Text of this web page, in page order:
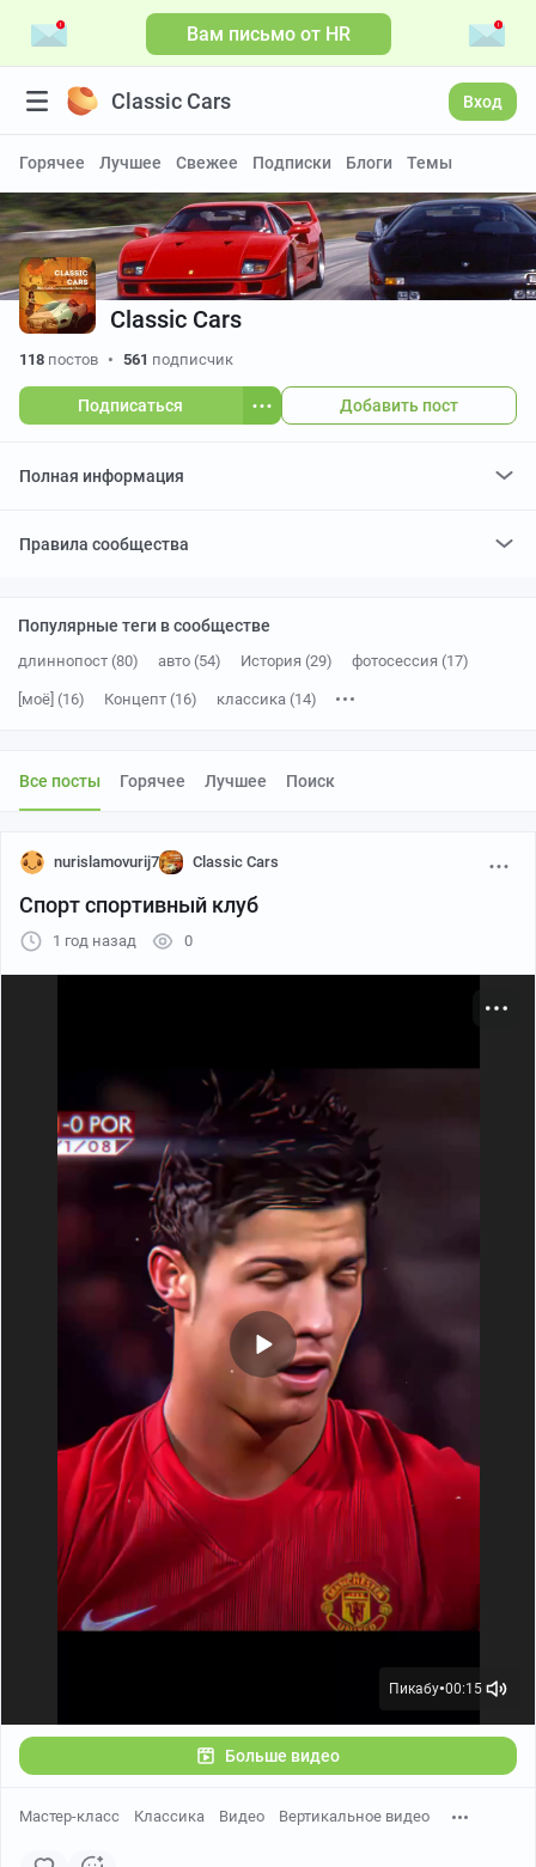
Вам письмо от HR
Classic Cars Вход
Горячее Лучшее Свежее Подписки Блоги Темы
Classic Cars
118 постов • 561 подписчик
Подписаться Добавить пост
Полная информация
Правила сообщества
Популярные теги в сообществе
длиннопост (80) авто (54) История (29) фотосессия (17)
[моё] (16) Концепт (16) классика (14)
Старое фото (8) Ferrari (7) Porsche (7) спорткар (6)
ретроавтомобиль (6)
Все посты Горячее Лучшее Поиск
nurislamovurij7 Classic Cars
Спорт спортивный клуб
1 год назад 0
Пикабу●00:15
Больше видео
Мастер-класс Классика Видео Вертикальное видео
Больше видео